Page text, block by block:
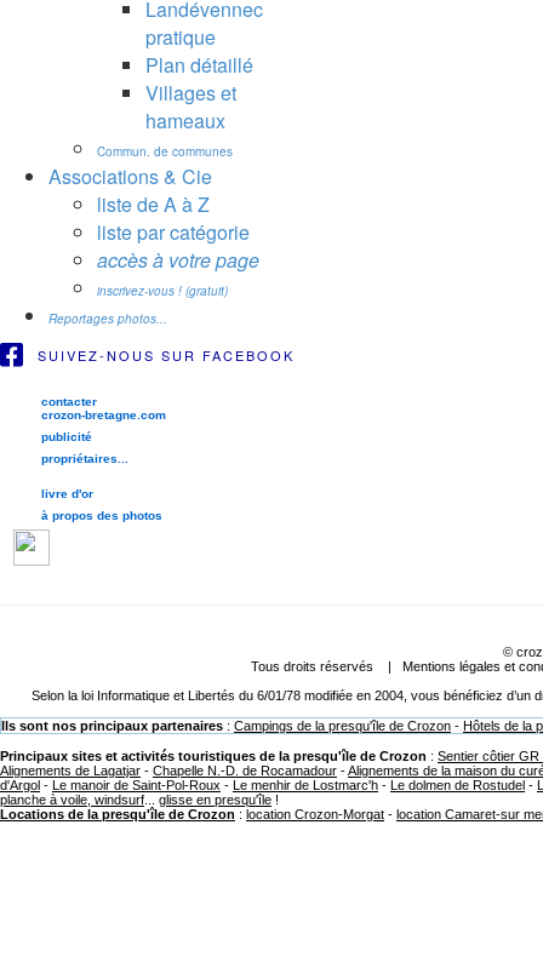
Landévennec
pratique
Plan détaillé
Villages et
hameaux
Commun. de communes
Associations & Cie
liste de A à Z
liste par catégorie
accès à votre page
inscrivez-vous ! (gratuit)
Reportages photos...
SUIVEZ-NOUS SUR FACEBOOK
contacter
crozon-bretagne.com
publicité
propriétaires...
livre d'or
à propos des photos
©
Tous droits réservés | Mentions légales et
Selon la loi Informatique et Libertés du 6/01/78 modifiée en 2004, vous bénéficiez
Ils sont nos principaux partenaires : Campings de la presqu'île de Crozon - Hôtels de la
Principaux sites et activités touristiques de la presqu'île de Crozon : Sentier côtier GR
Alignements de Lagatjar - Chapelle N.-D. de Rocamadour -Alignements de la maison du
d'Argol - Le manoir de Saint-Pol-Roux - Le menhir de Lostmarc'h - Le dolmen de Rostudel -
planche à voile, windsurf
glisse en presqu'île !
Locations de la presqu'île de Crozon : location Crozon-Morgat - location Camaret-sur